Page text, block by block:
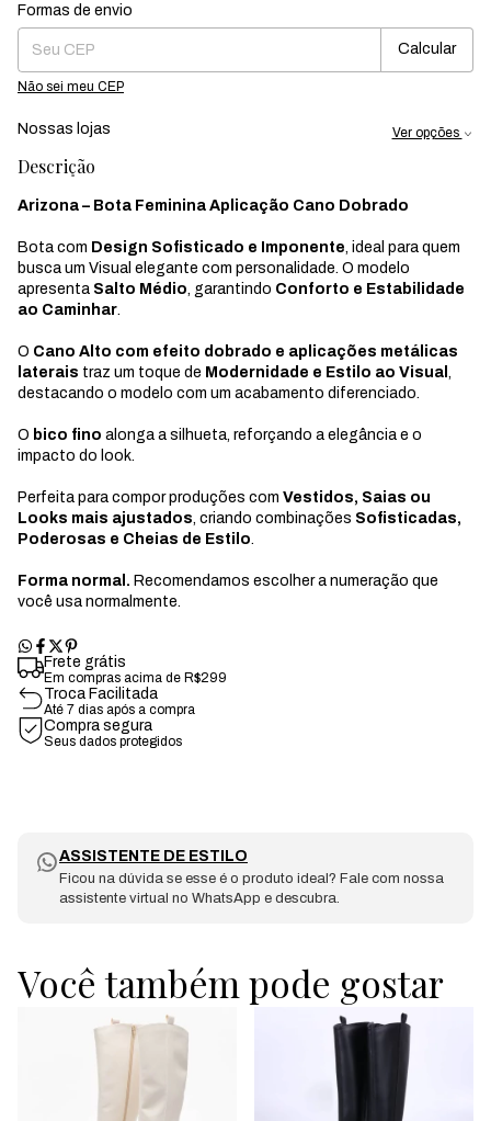
Entregas para o CEP:
Formas de envio
Calcular
Não sei meu CEP
Nossas lojas Ver opções
Descrição
Arizona – Bota Feminina Aplicação Cano Dobrado
Bota com Design Sofisticado e Imponente, ideal para quem
busca um Visual elegante com personalidade. O modelo
apresenta Salto Médio, garantindo Conforto e Estabilidade
ao Caminhar.
O Cano Alto com efeito dobrado e aplicações metálicas
laterais traz um toque de Modernidade e Estilo ao Visual ,
destacando o modelo com um acabamento diferenciado.
O bico fino alonga a silhueta, reforçando a elegância e o
impacto do look.
Perfeita para compor produções com Vestidos, Saias ou
Looks mais ajustados, criando combinações Sofisticadas,
Poderosas e Cheias de Estilo.
Forma normal. Recomendamos escolher a numeração que
você usa normalmente.
Frete grátis
Em compras acima de R$299
Troca Facilitada
Até 7 dias após a compra
Compra segura
Seus dados protegidos
ASSISTENTE DE ESTILO
Ficou na dúvida se esse é o produto ideal? Fale com nossa
assistente virtual no WhatsApp e descubra.
Você também pode gostar